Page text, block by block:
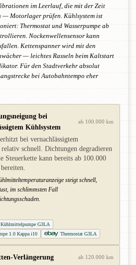
im Leerlauf, die mit der Zeit
— Motorlager prüfen. Kühlsystem ist
Thermostat und Wasserpumpe ab
Nockenwellensensor kann
Kettenspanner wird mit den
— leichtes Rasseln beim Kaltstart
Für den Stadtverkehr absolut
bei Autobahntempo eher
bei
Kühlsystem
ab 100.000 km
bei vernachlässigtem
schnell. Dichtungen degradieren
Steuerkette kann bereits ab 100.000
steigt schnell,
im schlimmsten Fall
Kühlmittelpumpe G3LA
1.0 Kappa i10
Thermostat G3LA
Verlängerung ab 120.000 km